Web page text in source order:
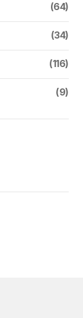
(64)
(34)
(116)
(9)